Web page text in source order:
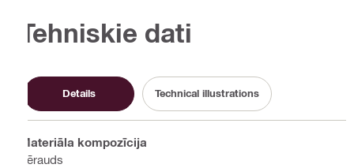
Tehniskie dati
Details Technical illustrations
Materiāla kompozīcija
Tērauds